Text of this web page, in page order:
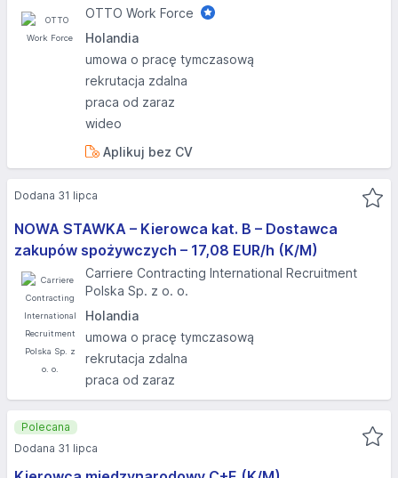
OTTO Work Force
Holandia
umowa o pracę tymczasową
rekrutacja zdalna
praca od zaraz
wideo
Aplikuj bez CV
NOWA STAWKA – Kierowca kat. B – Dostawca
zakupów spożywczych – 17,08 EUR/h (K/M)
Carriere Contracting International Recruitment
Polska Sp. z o. o.
Holandia
umowa o pracę tymczasową
rekrutacja zdalna
praca od zaraz
Dodana 31 lipca
Polecana
Dodana 31 lipca